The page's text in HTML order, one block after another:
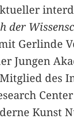
der
Gerlinde
Jungen
des
Kunst